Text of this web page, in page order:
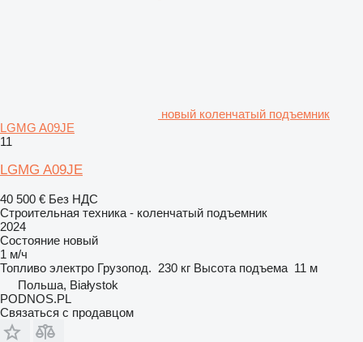
новый коленчатый подъемник
LGMG A09JE
11
LGMG A09JE
40 500 € Без НДС
Строительная техника - коленчатый подъемник
2024
Состояние новый
1 м/ч
Топливо электро Грузопод. 230 кг Высота подъема 11 м
Польша, Białystok
PODNOS.PL
Связаться с продавцом